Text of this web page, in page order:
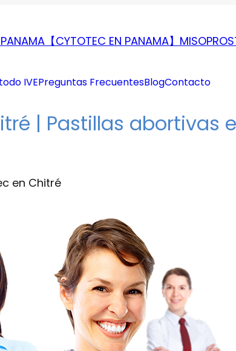
【CYTOTEC EN PANAMA】
IVEPreguntas FrecuentesBlogContacto
| Pastillas abortivas
en Chitré